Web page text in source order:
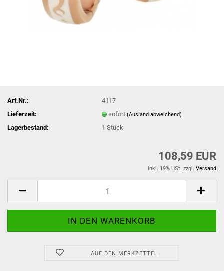
Art.Nr.:
4117
Lieferzeit:
sofort(Ausland abweichend)
Lagerbestand: 1Stück
108,59 EUR
inkl. 19% USt. zzgl. Versand
AUF DEN MERKZETTEL